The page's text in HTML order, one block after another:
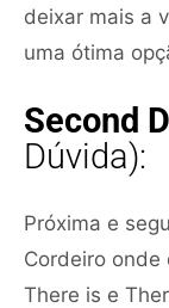
deixar mais a
uma ótima
Second
Dúvida):
Próxima e
Cordeiro onde
There is e